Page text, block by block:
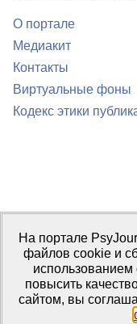
О портале
Медиакит
Контакты
Виртуальные фоны
Кодекс этики
Портал
Правила использования
Свидетельство
2016 г.
Издатель: ФГБОУ ВО
На портале
файлов cookie и
повысить
сайтом, вы